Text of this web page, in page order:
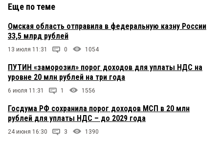
Еще по теме
Омская область отправила в федеральную казну России
33,5 млрд рублей
13 июля 11:31 0 1054
ПУТИН «заморозил» порог доходов для уплаты НДС на
уровне 20 млн рублей на три года
6 июля 11:31 1 1556
Госдума РФ сохранила порог доходов МСП в 20 млн
рублей для уплаты НДС – до 2029 года
24 июня 16:30 3 1390